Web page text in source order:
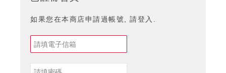
如果您在本商店申請過帳號, 請登入.